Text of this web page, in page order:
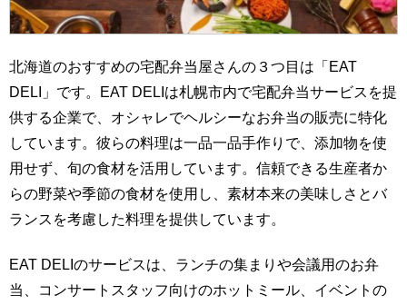
北海道のおすすめの宅配弁当屋さんの３つ目は「EAT
DELI」です。EAT DELIは札幌市内で宅配弁当サービスを提
供する企業で、オシャレでヘルシーなお弁当の販売に特化
しています。彼らの料理は一品一品手作りで、添加物を使
用せず、旬の食材を活用しています。信頼できる生産者か
らの野菜や季節の食材を使用し、素材本来の美味しさとバ
ランスを考慮した料理を提供しています。
EAT DELIのサービスは、ランチの集まりや会議用のお弁
当、コンサートスタッフ向けのホットミール、イベントの